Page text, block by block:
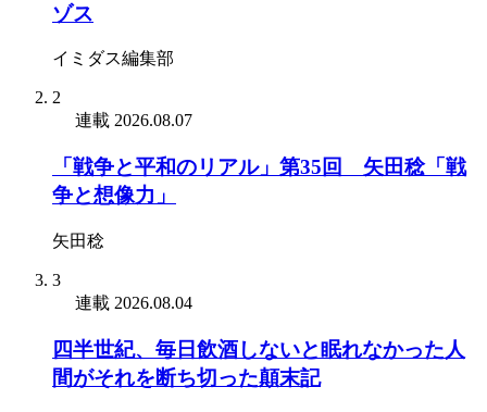
ゾス
イミダス編集部
2
連載 2026.08.07
「戦争と平和のリアル」第35回 矢田稔「戦
争と想像力」
矢田稔
3
連載 2026.08.04
四半世紀、毎日飲酒しないと眠れなかった人
間がそれを断ち切った顛末記